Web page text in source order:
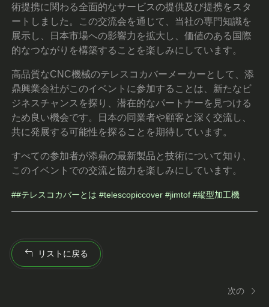
術提携に関わる全面的なサービスの提供及び提携をスタ
ートしました。この交流会を通じて、当社の専門知識を
展示し、日本市場への影響力を拡大し、価値のある国際
的なつながりを構築することを楽しみにしています。
高品質なCNC機械のテレスコカバーメーカーとして、添
鼎興業会社がこのイベントに参加することは、新たなビ
ジネスチャンスを探り、潜在的なパートナーを見つける
ため良い機会です。日本の同業者や顧客と深く交流し、
共に発展する可能性を探ることを期待しています。
すべての参加者が添鼎の最新製品と技術について知り、
このイベントでの交流と協力を楽しみにしています。
##テレスコカバーとは #telescopiccover #jimtof #縦型加工機
リストに戻る
次の